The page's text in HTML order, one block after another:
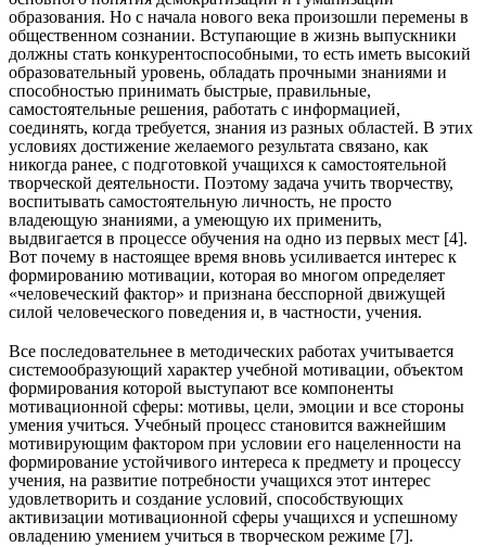
образования. Но с начала нового века произошли перемены в
общественном сознании. Вступающие в жизнь выпускники
должны стать конкурентоспособными, то есть иметь высокий
образовательный уровень, обладать прочными знаниями и
способностью принимать быстрые, правильные,
самостоятельные решения, работать с информацией,
соединять, когда требуется, знания из разных областей. В этих
условиях достижение желаемого результата связано, как
никогда ранее, с подготовкой учащихся к самостоятельной
творческой деятельности. Поэтому задача учить творчеству,
воспитывать самостоятельную личность, не просто
владеющую знаниями, а умеющую их применить,
выдвигается в процессе обучения на одно из первых мест [4].
Вот почему в настоящее время вновь усиливается интерес к
формированию мотивации, которая во многом определяет
«человеческий фактор» и признана бесспорной движущей
силой человеческого поведения и, в частности, учения.
Все последовательнее в методических работах учитывается
системообразующий характер учебной мотивации, объектом
формирования которой выступают все компоненты
мотивационной сферы: мотивы, цели, эмоции и все стороны
умения учиться. Учебный процесс становится важнейшим
мотивирующим фактором при условии его нацеленности на
формирование устойчивого интереса к предмету и процессу
учения, на развитие потребности учащихся этот интерес
удовлетворить и создание условий, способствующих
активизации мотивационной сферы учащихся и успешному
овладению умением учиться в творческом режиме [7].